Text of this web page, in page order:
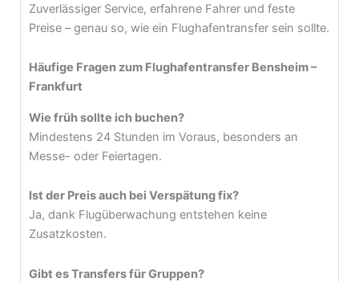
Zuverlässiger Service, erfahrene Fahrer und feste
Preise – genau so, wie ein Flughafentransfer sein sollte.
Häufige Fragen zum Flughafentransfer Bensheim –
Frankfurt
Wie früh sollte ich buchen?
Mindestens 24 Stunden im Voraus, besonders an
Messe- oder Feiertagen.
Ist der Preis auch bei Verspätung fix?
Ja, dank Flugüberwachung entstehen keine
Zusatzkosten.
Gibt es Transfers für Gruppen?